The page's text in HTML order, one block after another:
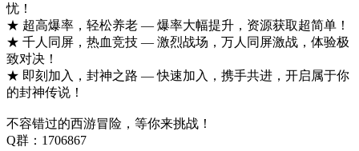
忧！
★ 超高爆率，轻松养老 — 爆率大幅提升，资源获取超简单！
★ 千人同屏，热血竞技 — 激烈战场，万人同屏激战，体验极
致对决！
★ 即刻加入，封神之路 — 快速加入，携手共进，开启属于你
的封神传说！
不容错过的西游冒险，等你来挑战！
Q群：1706867